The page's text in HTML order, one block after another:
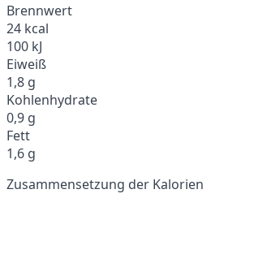
Brennwert
24 kcal
100 kJ
Eiweiß
1,8 g
Kohlenhydrate
0,9 g
Fett
1,6 g
Zusammensetzung der Kalorien